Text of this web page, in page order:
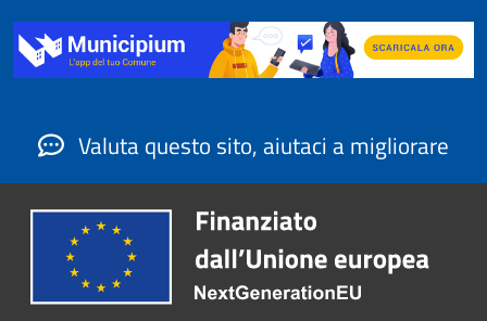
Valuta questo sito, aiutaci a migliorare